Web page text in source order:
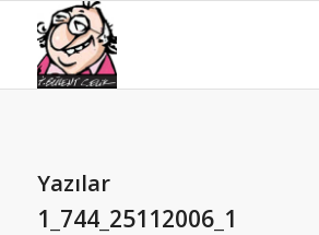
Yazılar
1_744_25112006_1